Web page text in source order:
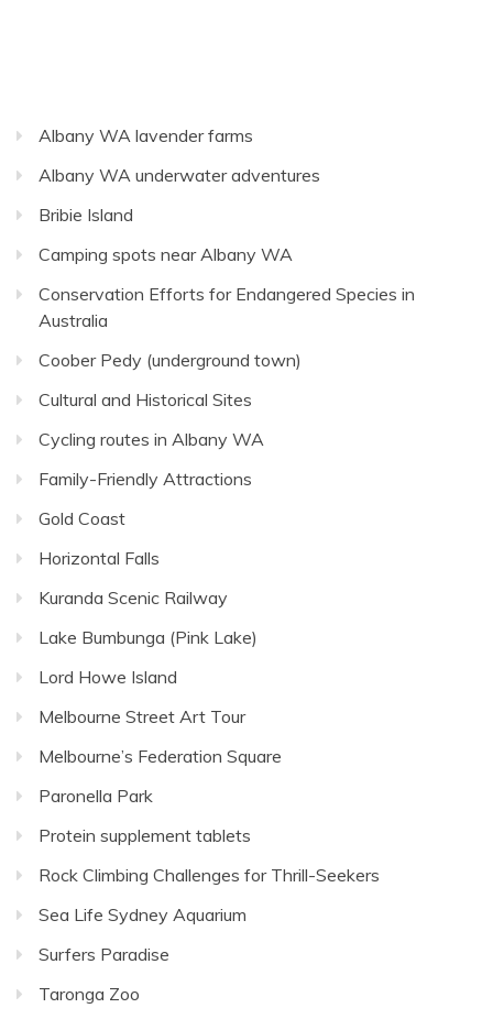
Albany WA lavender farms
Albany WA underwater adventures
Bribie Island
Camping spots near Albany WA
Conservation Efforts for Endangered Species in
Australia
Coober Pedy (underground town)
Cultural and Historical Sites
Cycling routes in Albany WA
Family-Friendly Attractions
Gold Coast
Horizontal Falls
Kuranda Scenic Railway
Lake Bumbunga (Pink Lake)
Lord Howe Island
Melbourne Street Art Tour
Melbourne’s Federation Square
Paronella Park
Protein supplement tablets
Rock Climbing Challenges for Thrill-Seekers
Sea Life Sydney Aquarium
Surfers Paradise
Taronga Zoo